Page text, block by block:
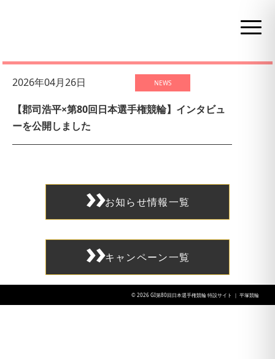
2026年04月26日 NEWS
【郡司浩平×第80回日本選手権競輪】インタビュ
ーを公開しました
お知らせ情報一覧
キャンペーン一覧
© 2026 GI第80回日本選手権競輪 特設サイト ｜ 平塚競輪